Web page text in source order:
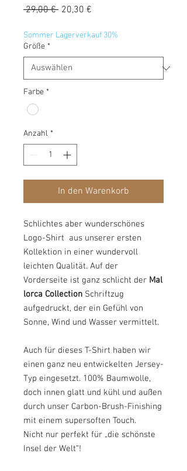
29,00 € Standardpreis
20,30 €
Sommer Lagerverkauf 30%
Größe *
Farbe *
Anzahl *
In den Warenkorb
Schlichtes aber wunderschönes
Logo-Shirt aus unserer ersten
Kollektion in einer wundervoll
leichten Qualität. Auf der
Vorderseite ist ganz schlicht der Mal
lorca Collection Schriftzug
aufgedruckt, der ein Gefühl von
Sonne, Wind und Wasser vermittelt.
Auch für dieses T-Shirt haben wir
einen ganz neu entwickelten Jersey-
Typ eingesetzt. 100% Baumwolle,
doch innen glatt und kühl und außen
durch unser Carbon-Brush-Finishing
mit einem supersoften Touch.
Nicht nur perfekt für „die schönste
Insel der Welt“!